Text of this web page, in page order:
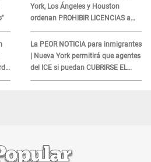
York, Los Ángeles y Houston
ordenan PROHIBIR LICENCIAS a
quienes no presenten ESTE
DOCUMENTO
La PEOR NOTICIA para inmigrantes
| Nueva York permitirá que agentes
del ICE si puedan CUBRIRSE EL
ROSTRO